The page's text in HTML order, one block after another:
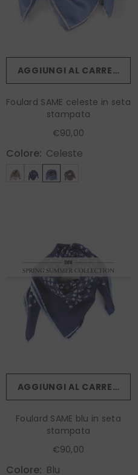
AGGIUNGI AL CARRELLO
Foulard SAME celeste in seta
stampata
€90,00
Colore: Celeste
AGGIUNGI AL CARRELLO
Foulard SAME blu in seta
stampata
€90,00
Colore: Blu